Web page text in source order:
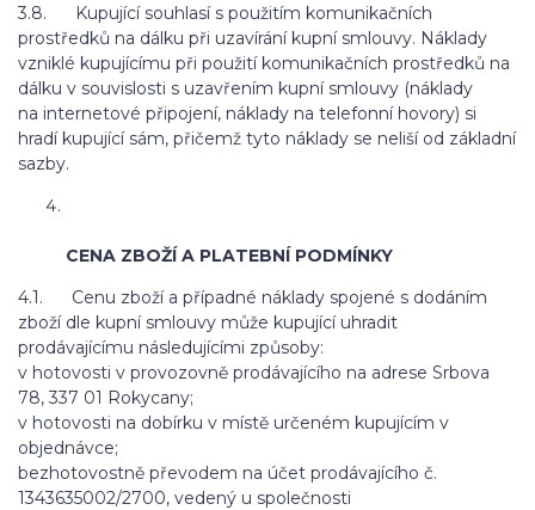
3.8. Kupující souhlasí s použitím komunikačních
prostředků na dálku při uzavírání kupní smlouvy. Náklady
vzniklé kupujícímu při použití komunikačních prostředků na
dálku v souvislosti s uzavřením kupní smlouvy (náklady
na internetové připojení, náklady na telefonní hovory) si
hradí kupující sám, přičemž tyto náklady se neliší od základní
sazby.
CENA ZBOŽÍ A PLATEBNÍ PODMÍNKY
4.1. Cenu zboží a případné náklady spojené s dodáním
zboží dle kupní smlouvy může kupující uhradit
prodávajícímu následujícími způsoby:
v hotovosti v provozovně prodávajícího na adrese Srbova
78, 337 01 Rokycany;
v hotovosti na dobírku v místě určeném kupujícím v
objednávce;
bezhotovostně převodem na účet prodávajícího č.
1343635002/2700, vedený u společnosti